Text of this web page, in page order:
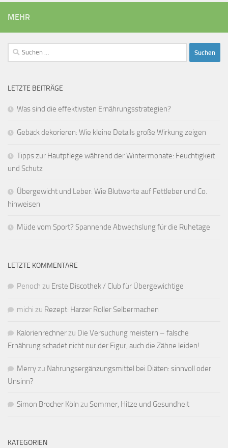
MEHR
Suchen
nach:
LETZTE BEITRÄGE
Was sind die effektivsten Ernährungsstrategien?
Gebäck dekorieren: Wie kleine Details große Wirkung zeigen
Tipps zur Hautpflege während der Wintermonate: Feuchtigkeit
und Schutz
Übergewicht und Leber: Wie Blutwerte auf Fettleber und Co.
hinweisen
Müde vom Sport? Spannende Abwechslung für die Ruhetage
LETZTE KOMMENTARE
Penoch zu Erste Discothek / Club für Übergewichtige
michi zu Rezept: Harzer Roller Selbermachen
Kalorienrechnerzu Die Versuchung meistern – falsche
Ernährung schadet nicht nur der Figur, auch die Zähne leiden!
Merryzu Nahrungsergänzungsmittel bei Diäten: sinnvoll oder
Unsinn?
Simon Brocher Köln zu Sommer, Hitze und Gesundheit
KATEGORIEN